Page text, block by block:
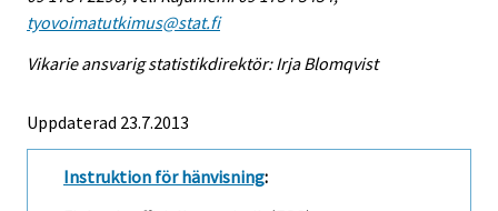
tyovoimatutkimus@stat.fi
Vikarie ansvarig statistikdirektör: Irja Blomqvist
Uppdaterad 23.7.2013
Instruktion för hänvisning: